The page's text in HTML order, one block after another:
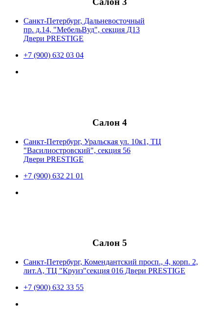
Санкт-Петербург, Дальневосточный
пр. д.14, "МебельВуд", секция Д13
Двери PRESTIGE
+7 (900) 632 03 04
Салон 4
Санкт-Петербург, Уральская ул. 10к1, ТЦ
"Василиостровский", секция 56
Двери PRESTIGE
+7 (900) 632 21 01
Салон 5
Санкт-Петербург, Комендантский просп., 4, корп. 2,
лит.А, ТЦ "Круиз"секция 016 Двери PRESTIGE
+7 (900) 632 33 55